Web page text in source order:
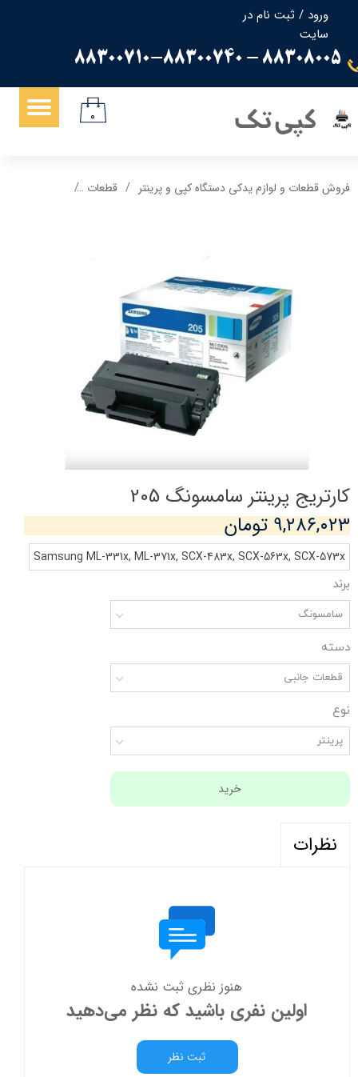
ورود / ثبت نام در
سایت
حساب کاربری من
تغییر گذر واژه
سفارشات
88308005 - 88300710-88300740
کپی تک ۰
فروش قطعات و لوازم یدکی دستگاه کپی و پرینتر قطعات
کارتریج پرینتر سامسونگ 205
۹,۲۸۶,۰۲۳ تومان
Samsung ML-331x, ML-371x, SCX-483x, SCX-563x, SCX-573x
برند
سامسونگ
دسته
قطعات جانبی
نوع
پرینتر
خرید
نظرات
هنوز نظری ثبت نشده
اولین نفری باشید که نظر می‌دهید
ثبت نظر